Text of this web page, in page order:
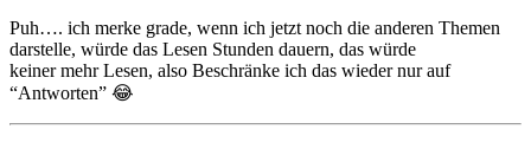
Puh…. ich merke grade, wenn ich jetzt noch die anderen Themen
darstelle, würde das Lesen Stunden dauern, das würde
keiner mehr Lesen, also Beschränke ich das wieder nur auf
“Antworten” 😂